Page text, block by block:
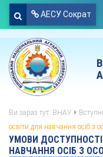
АЕСУ Сократ
Ви зараз тут: ВНАУ
освіти для навчання осіб з
УМОВИ
НАВЧАННЯ ОСІБ З